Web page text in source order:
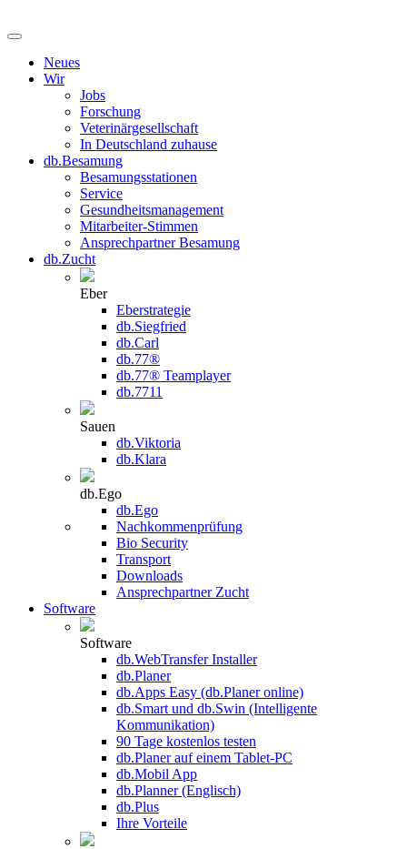
Neues
Wir
Jobs
Forschung
Veterinärgesellschaft
In Deutschland zuhause
db.Besamung
Besamungsstationen
Service
Gesundheitsmanagement
Mitarbeiter-Stimmen
Ansprechpartner Besamung
db.Zucht
Eber
Eberstrategie
db.Siegfried
db.Carl
db.77®
db.77® Teamplayer
db.7711
Sauen
db.Viktoria
db.Klara
db.Ego
db.Ego
Nachkommenprüfung
Bio Security
Transport
Downloads
Ansprechpartner Zucht
Software
Software
db.WebTransfer Installer
db.Planer
db.Apps Easy (db.Planer online)
db.Smart und db.Swin (Intelligente
Kommunikation)
90 Tage kostenlos testen
db.Planer auf einem Tablet-PC
db.Mobil App
db.Planner (Englisch)
db.Plus
Ihre Vorteile